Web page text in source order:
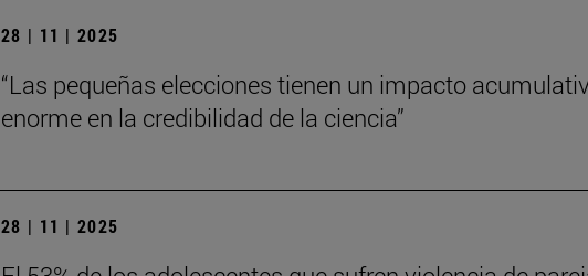
28 | 11 | 2025
“Las pequeñas elecciones tienen un impacto
enorme en la credibilidad de la ciencia”
28 | 11 | 2025